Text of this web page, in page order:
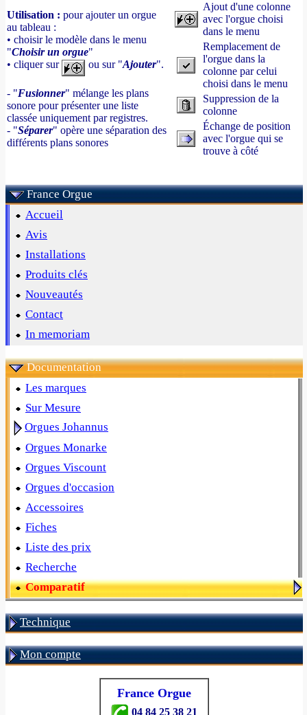
Utilisation : pour ajouter un orgue
au tableau :
• choisir le modèle dans le menu
"Choisir un orgue"
• cliquer sur
ou sur "Ajouter".
- "Fusionner" mélange les plans
sonore pour présenter une liste
classée uniquement par registres.
- "Séparer" opère une séparation des
différents plans sonores
Ajout d'une colonne
avec l'orgue choisi
dans le menu
Remplacement de
l'orgue dans la
colonne par celui
choisi dans le menu
Suppression de la
colonne
Échange de position
avec l'orgue qui se
trouve à côté
France Orgue
Accueil
Avis
Installations
Produits clés
Nouveautés
Contact
In memoriam
Documentation
Les marques
Sur Mesure
Orgues Johannus
Orgues Monarke
Orgues Viscount
Orgues d'occasion
Accessoires
Fiches
Liste des prix
Recherche
Comparatif
Technique
Mon compte
France Orgue
04 84 25 38 21